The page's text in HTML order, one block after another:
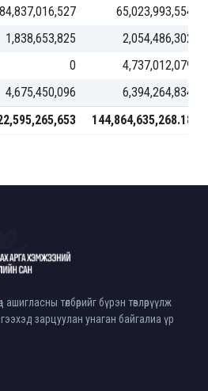
84,837,016,527
65,023,993,554
1,838,653,825
2,054,486,302
0
4,737,012,079
4,675,450,096
6,394,264,834
144,864,635,268.18
төлбөрийг бүрэн төвлөрүүлж
зарцуулан унаган байгалиа үр